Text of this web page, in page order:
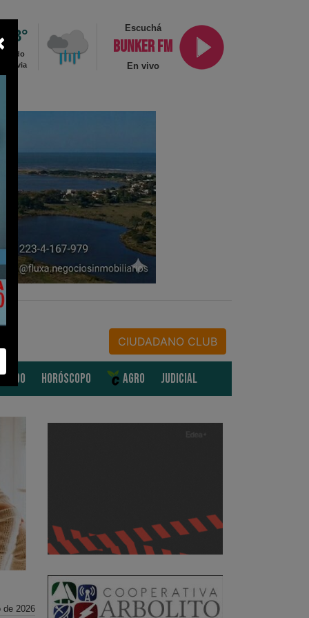
lluvia
Escuchá
BUNKER FM
En vivo
CIUDADANO CLUB
HORÓSCOPO AGRO JUDICIAL
de 2026